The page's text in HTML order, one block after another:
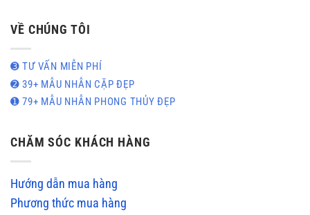
VỀ CHÚNG TÔI
➌ TƯ VẤN MIỄN PHÍ
➋ 39+ MẪU NHẪN CẶP ĐẸP
➊ 79+ MẪU NHẪN PHONG THỦY ĐẸP
CHĂM SÓC KHÁCH HÀNG
Hướng dẫn mua hàng
Phương thức mua hàng